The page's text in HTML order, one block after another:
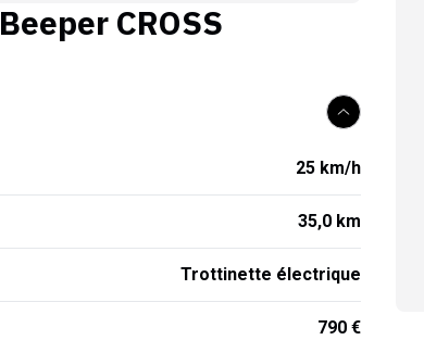
Beeper CROSS
25 km/h
35,0 km
Trottinette électrique
790 €